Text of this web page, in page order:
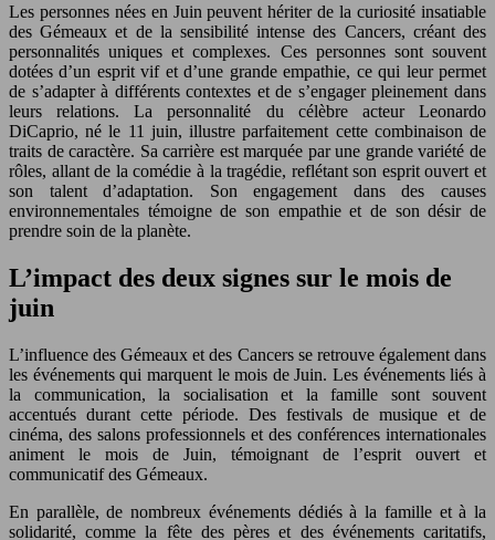
Les personnes nées en Juin peuvent hériter de la curiosité insatiable
des Gémeaux et de la sensibilité intense des Cancers, créant des
personnalités uniques et complexes. Ces personnes sont souvent
dotées d’un esprit vif et d’une grande empathie, ce qui leur permet
de s’adapter à différents contextes et de s’engager pleinement dans
leurs relations. La personnalité du célèbre acteur Leonardo
DiCaprio, né le 11 juin, illustre parfaitement cette combinaison de
traits de caractère. Sa carrière est marquée par une grande variété de
rôles, allant de la comédie à la tragédie, reflétant son esprit ouvert et
son talent d’adaptation. Son engagement dans des causes
environnementales témoigne de son empathie et de son désir de
prendre soin de la planète.
L’impact des deux signes sur le mois de
juin
L’influence des Gémeaux et des Cancers se retrouve également dans
les événements qui marquent le mois de Juin. Les événements liés à
la communication, la socialisation et la famille sont souvent
accentués durant cette période. Des festivals de musique et de
cinéma, des salons professionnels et des conférences internationales
animent le mois de Juin, témoignant de l’esprit ouvert et
communicatif des Gémeaux.
En parallèle, de nombreux événements dédiés à la famille et à la
solidarité, comme la fête des pères et des événements caritatifs,